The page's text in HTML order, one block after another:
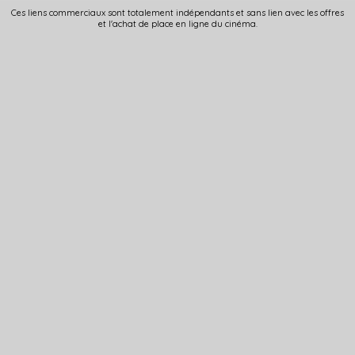
Ces liens commerciaux sont totalement indépendants et sans lien avec les offres
et l'achat de place en ligne du cinéma.